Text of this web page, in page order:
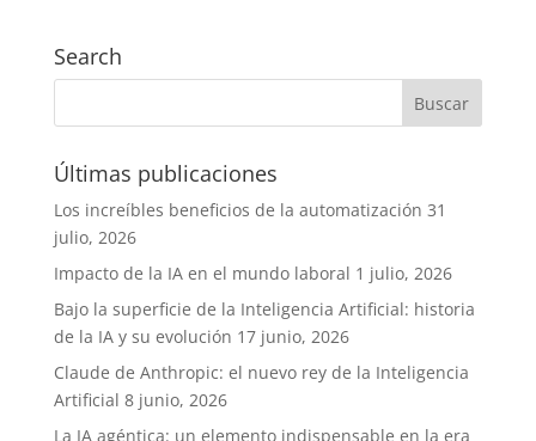
Search
Últimas publicaciones
Los increíbles beneficios de la automatización 31
julio, 2026
Impacto de la IA en el mundo laboral 1 julio, 2026
Bajo la superficie de la Inteligencia Artificial: historia
de la IA y su evolución 17 junio, 2026
Claude de Anthropic: el nuevo rey de la Inteligencia
Artificial 8 junio, 2026
La IA agéntica: un elemento indispensable en la era